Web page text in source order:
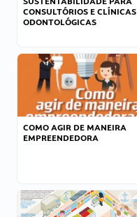
CONSULTÓRIOS E CLÍNICAS
ODONTOLÓGICAS
COMO AGIR DE MANEIRA
EMPREENDEDORA